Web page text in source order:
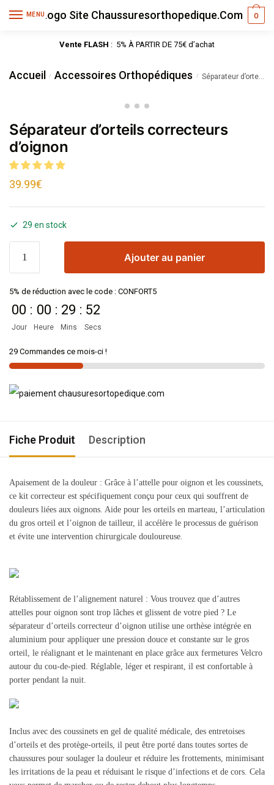
MENU 0
Vente FLASH : 5% À PARTIR DE 75€ d’achat
Accueil / Accessoires Orthopédiques / Séparateur d’orteils correcteurs d’oignon
Séparateur d’orteils correcteurs
d’oignon
39.99€
29 en stock
Ajouter au panier
5% de réduction avec le code : CONFORT5
00
Jour
: 00
Heure
: 29
Mins
: 52
Secs
29 Commandes ce mois-ci !
Fiche Produit Description
Apaisement de la douleur : Grâce à l’attelle pour oignon et les coussinets,
ce kit correcteur est spécifiquement conçu pour ceux qui souffrent de
douleurs liées aux oignons. Aide pour les orteils en marteau, l’articulation
du gros orteil et l’oignon de tailleur, il accélère le processus de guérison
et évite une intervention chirurgicale douloureuse.
Rétablissement de l’alignement naturel : Vous trouvez que d’autres
attelles pour oignon sont trop lâches et glissent de votre pied ? Le
séparateur d’orteils correcteur d’oignon utilise une orthèse intégrée en
aluminium pour appliquer une pression douce et constante sur le gros
orteil, le réalignant et le maintenant en place grâce aux fermetures Velcro
autour du cou-de-pied. Réglable, léger et respirant, il est confortable à
porter pendant la nuit.
Inclus avec des coussinets en gel de qualité médicale, des entretoises
d’orteils et des protège-orteils, il peut être porté dans toutes sortes de
chaussures pour soulager la douleur et réduire les frottements, minimisant
les irritations de la peau et réduisant le risque d’infections et de cors. Cela